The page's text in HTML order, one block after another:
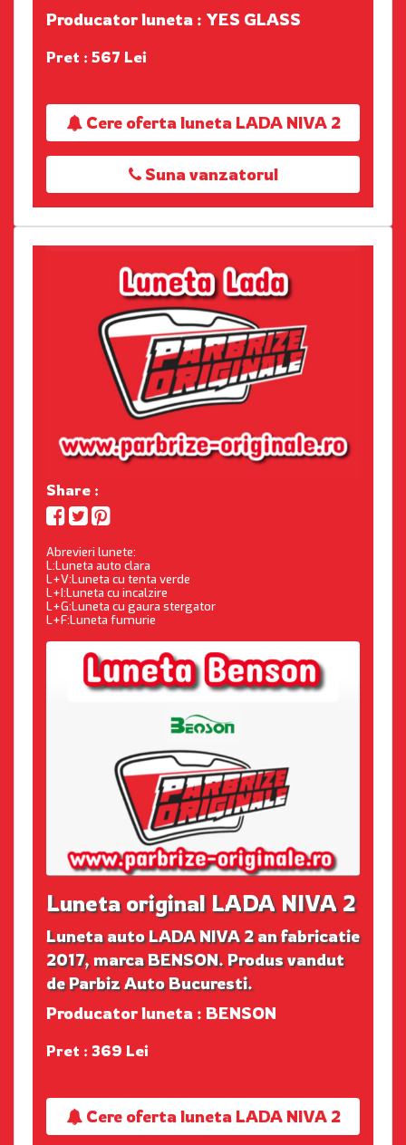
Producator luneta : YES GLASS
Pret : 567 Lei
Cere oferta luneta LADA NIVA 2
Suna vanzatorul
Share :
Abrevieri lunete:
L:Luneta auto clara
L+V:Luneta cu tenta verde
L+I:Luneta cu incalzire
L+G:Luneta cu gaura stergator
L+F:Luneta fumurie
Luneta original LADA NIVA 2
Luneta auto LADA NIVA 2 an fabricatie
2017, marca BENSON. Produs vandut
de Parbiz Auto Bucuresti.
Producator luneta : BENSON
Pret : 369 Lei
Cere oferta luneta LADA NIVA 2